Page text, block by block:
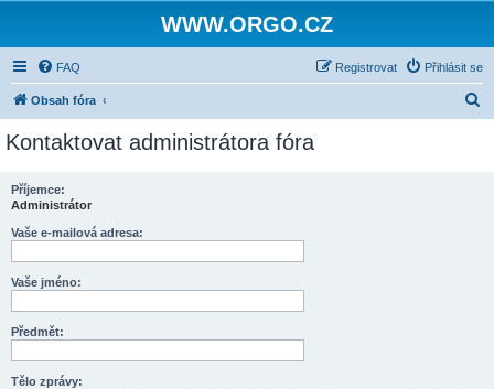
WWW.ORGO.CZ
FAQ Přihlásit se
Registrovat
Obsah fóra
Kontaktovat administrátora fóra
Příjemce:
Administrátor
Vaše e-mailová adresa:
Vaše jméno:
Předmět:
Tělo zprávy: